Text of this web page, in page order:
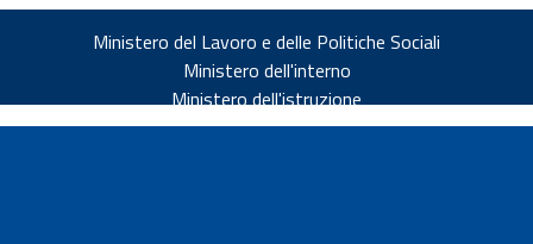
Ministero del Lavoro e delle Politiche Sociali
Ministero dell'interno
Ministero dell'istruzione